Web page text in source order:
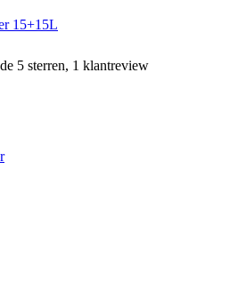
15+15L
5 sterren, 1 klantreview